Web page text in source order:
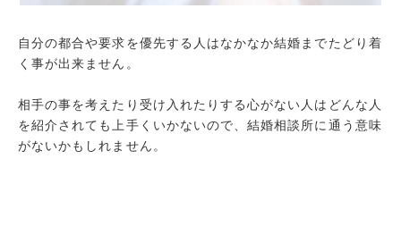
自分の都合や要求を優先する人はなかなか結婚までたどり着
く事が出来ません。
相手の事を考えたり受け入れたりする心がない人はどんな人
を紹介されても上手くいかないので、結婚相談所に通う意味
がないかもしれません。